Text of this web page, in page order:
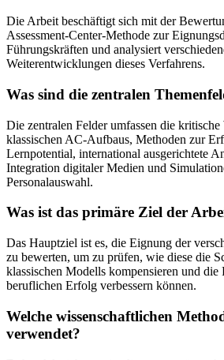
Die Arbeit beschäftigt sich mit der
Assessment-Center-Methode zur
Führungskräften und analysiert
Weiterentwicklungen dieses Verfahrens.
Was sind die zentralen
Die zentralen Felder umfassen die
klassischen AC-Aufbaus, Methoden zur
Lernpotential, international ausgerichtete
Integration digitaler Medien und
Personalauswahl.
Was ist das primäre Ziel der
Das Hauptziel ist es, die Eignung der
zu bewerten, um zu prüfen, wie diese die
klassischen Modells kompensieren und die
beruflichen Erfolg verbessern können.
Welche wissenschaftlichen
verwendet?